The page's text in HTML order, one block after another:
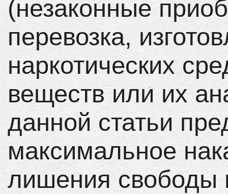
(незаконные
перевозка,
наркотических
веществ или их
данной статьи
максимальное
лишения свободы